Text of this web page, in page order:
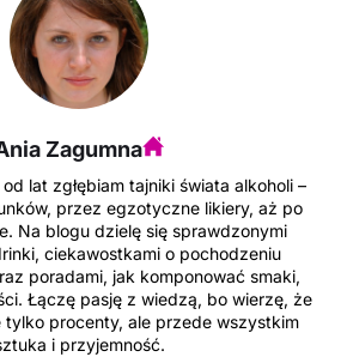
Zagumna
lat zgłębiam tajniki świata alkoholi –
przez egzotyczne likiery, aż po
Na blogu dzielę się sprawdzonymi
ciekawostkami o pochodzeniu
poradami, jak komponować smaki,
Łączę pasję z wiedzą, bo wierzę, że
tylko procenty, ale przede wszystkim
i przyjemność.